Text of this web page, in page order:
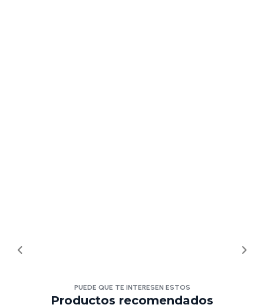
PUEDE QUE TE INTERESEN ESTOS
Productos recomendados